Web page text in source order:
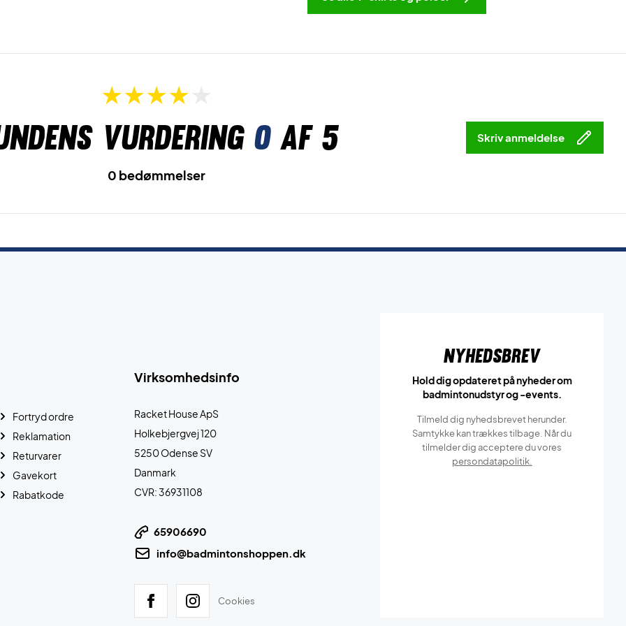
vurdering 0af 5 Skriv anmeldelse
0 bedømmelser
Virksomhedsinfo
Racket House ApS
Holkebjergvej 120
5250 Odense SV
Danmark
CVR: 36931108
65906690
info@badmintonshoppen.dk
Cookies
Fortryd ordre
Reklamation
Returvarer
Gavekort
Rabatkode
Nyhedsbrev
Hold dig opdateret på nyheder om
badmintonudstyr og -events.
Tilmeld dig nyhedsbrevet herunder.
Samtykke kan trækkes tilbage. Når du
tilmelder dig acceptere du vores
persondatapolitik.